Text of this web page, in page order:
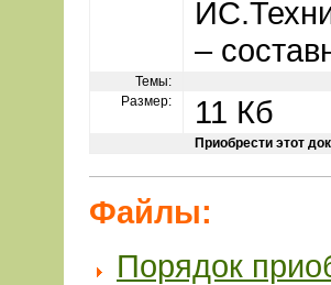
–
Темы:
Размер:
11 Кб
Приобрести этот
Файлы:
Порядок